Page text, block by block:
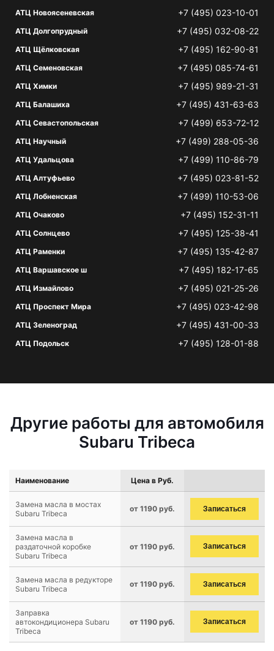
АТЦ Новоясеневская +7 (495) 023-10-01
АТЦ Долгопрудный +7 (495) 032-08-22
АТЦ Щёлковская +7 (495) 162-90-81
АТЦ Семеновская +7 (495) 085-74-61
АТЦ Химки +7 (495) 989-21-31
АТЦ Балашиха +7 (495) 431-63-63
АТЦ Севастопольская +7 (499) 653-72-12
АТЦ Научный +7 (499) 288-05-36
АТЦ Удальцова +7 (499) 110-86-79
АТЦ Алтуфьево +7 (495) 023-81-52
АТЦ Лобненская +7 (499) 110-53-06
АТЦ Очаково +7 (495) 152-31-11
АТЦ Солнцево +7 (495) 125-38-41
АТЦ Раменки +7 (495) 135-42-87
АТЦ Варшавское ш +7 (495) 182-17-65
АТЦ Измайлово +7 (495) 021-25-26
АТЦ Проспект Мира +7 (495) 023-42-98
АТЦ Зеленоград +7 (495) 431-00-33
АТЦ Подольск +7 (495) 128-01-88
Другие работы для автомобиля
Subaru Tribeca
Наименование Цена в Руб.
Замена масла в мостах
Subaru Tribeca
от 1190 руб. Записаться
Замена масла в
раздаточной коробке
Subaru Tribeca
от 1190 руб. Записаться
Замена масла в редукторе
Subaru Tribeca
от 1190 руб. Записаться
Заправка
автокондиционера Subaru
Tribeca
от 1190 руб. Записаться